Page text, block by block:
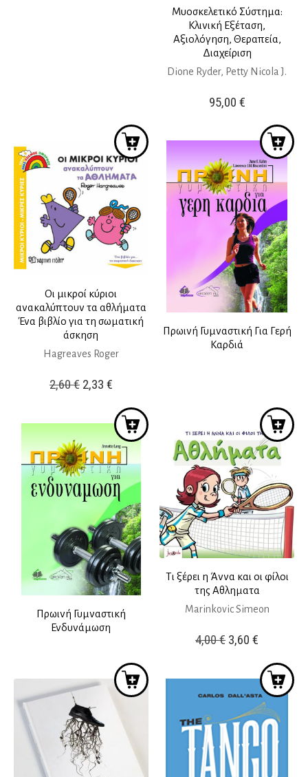
Μυοσκελετικό Σύστημα:
Κλινική Εξέταση,
Αξιολόγηση, Θεραπεία,
Διαχείριση
Dione Ryder, Petty Nicola J.
95,00 €
Οι μικροί κύριοι
ανακαλύπτουν τα αθλήματα
Ένα βιβλίο για τη σωματική
άσκηση
Hagreaves Roger
2,60€ Original
was:
2,60 €.
2,33 €Η
τιμή
είναι:
2,33 €.
Πρωινή Γυμναστική Για Γερή
Καρδιά
Πρωινή Γυμναστική
Ενδυνάμωση
Τι ξέρει η Άννα και οι φίλοι
της Αθληματα
Marinkovic Simeon
4,00€ Original
was:
4,00 €.
3,60€
τιμή
είναι:
3,60 €.